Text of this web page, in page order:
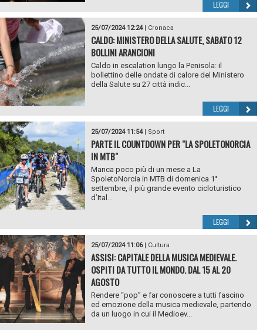
LEGGI
25/07/2024 12:24| Cronaca
CALDO: MINISTERO DELLA SALUTE, SABATO 12
BOLLINI ARANCIONI
Caldo in escalation lungo la Penisola: il
bollettino delle ondate di calore del Ministero
della Salute su 27 città indic...
LEGGI
25/07/2024 11:54| Sport
PARTE IL COUNTDOWN PER "LA SPOLETONORCIA
IN MTB"
Manca poco più di un mese a La
SpoletoNorcia in MTB di domenica 1°
settembre, il più grande evento cicloturistico
d’Ital...
LEGGI
25/07/2024 11:06| Cultura
ASSISI: CAPITALE DELLA MUSICA MEDIEVALE.
OSPITI DA TUTTO IL MONDO. DAL 15 AL 20
AGOSTO
Rendere “pop” e far conoscere a tutti fascino
ed emozione della musica medievale, partendo
da un luogo in cui il Medioev...